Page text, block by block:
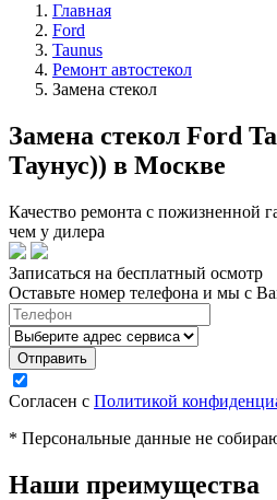
Главная
Ford
Taunus
Ремонт автостекол
Замена стекол
Замена стекол Ford
Таунус)) в Москве
Качество ремонта с пожизненной
чем у дилера
Записаться на бесплатный осмотр
Оставьте номер телефона и мы с
Согласен с Политикой
* Персональные данные не
Наши преимущества